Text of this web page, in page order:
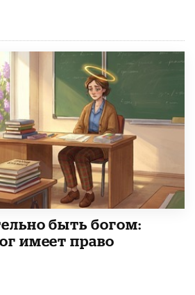
быть богом:
имеет право